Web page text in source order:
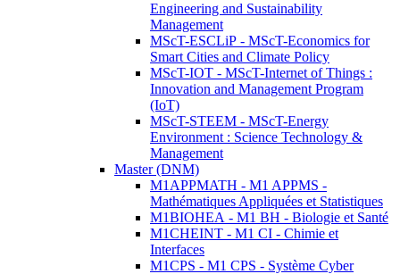
Engineering and Sustainability
Management
MScT-ESCLiP - MScT-Economics for
Smart Cities and Climate Policy
MScT-IOT - MScT-Internet of Things :
Innovation and Management Program
(IoT)
MScT-STEEM - MScT-Energy
Environment : Science Technology &
Management
Master (DNM)
M1APPMATH - M1 APPMS -
Mathématiques Appliquées et Statistiques
M1BIOHEA - M1 BH - Biologie et Santé
M1CHEINT - M1 CI - Chimie et
Interfaces
M1CPS - M1 CPS - Système Cyber